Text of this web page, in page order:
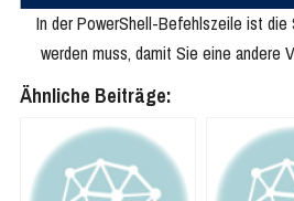
In der PowerShell-Befehlszeile ist
werden muss, damit Sie eine andere
Ähnliche Beiträge: